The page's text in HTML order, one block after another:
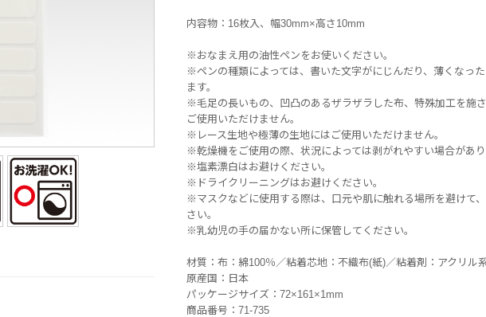
内容物：16枚入、幅30mm×高さ10mm
※おなまえ用の油性ペンをお使いください。
※ペンの種類によっては、書いた文字がにじんだり、薄くなっ
ます。
※毛足の長いもの、凹凸のあるザラザラした布、特殊加工を施
ご使用いただけません。
※レース生地や極薄の生地にはご使用いただけません。
※乾燥機をご使用の際、状況によっては剥がれやすい場合があり
※塩素漂白はお避けください。
※ドライクリーニングはお避けください。
※マスクなどに使用する際は、口元や肌に触れる場所を避けて
さい。
※乳幼児の手の届かない所に保管してください。
材質：布：綿100％／粘着芯地：不織布(紙)／粘着剤：アクリル
原産国：日本
パッケージサイズ：72×161×1mm
商品番号：71-735